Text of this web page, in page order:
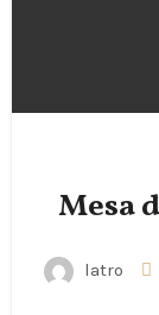
Mesa
latro